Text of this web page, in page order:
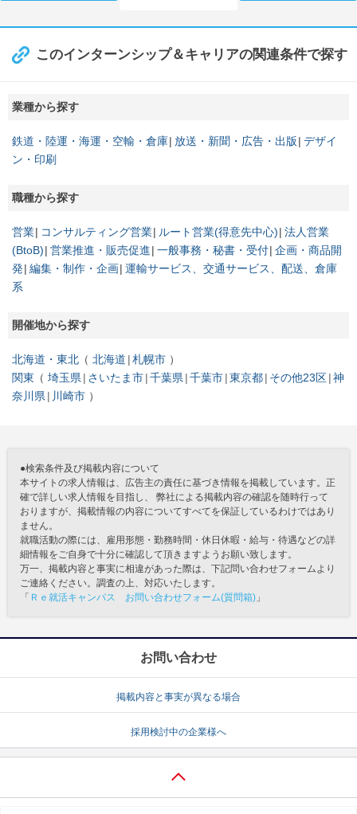
このインターンシップ＆キャリアの関連条件で探す
業種から探す
鉄道・陸運・海運・空輸・倉庫 放送・新聞・広告・出版 デザイ
ン・印刷
職種から探す
営業 コンサルティング営業 ルート営業(得意先中心) 法人営業
(BtoB) 営業推進・販売促進 一般事務・秘書・受付 企画・商品開
発 編集・制作・企画 運輸サービス、交通サービス、配送、倉庫
系
開催地から探す
北海道・東北 北海道 札幌市
関東
埼玉県 さいたま市 千葉県 千葉市 東京都 その他23区 神
奈川県
川崎市
●検索条件及び掲載内容について
本サイトの求人情報は、広告主の責任に基づき情報を掲載しています。正
確で詳しい求人情報を目指し、 弊社による掲載内容の確認を随時行って
おりますが、掲載情報の内容についてすべてを保証しているわけではあり
ません。
就職活動の際には、雇用形態・勤務時間・休日休暇・給与・待遇などの詳
細情報をご自身で十分に確認して頂きますようお願い致します。
万一、掲載内容と事実に相違があった際は、下記問い合わせフォームより
ご連絡ください。調査の上、対応いたします。
「 Ｒｅ就活キャンパス お問い合わせフォーム(質問箱) 」
お問い合わせ
掲載内容と事実が異なる場合
採用検討中の企業様へ